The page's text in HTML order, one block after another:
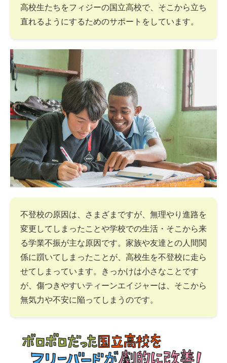
高校生たちをフィジーの国立高校で、そこから立ち
直れるようにするためのサポートをしています。
不登校の原因は、さまざまですが、無理やり進路を
変更してしまったことや学校での生活・そこから来
る学業不振が主な原因です。家族や友達との人間関
係に躓いてしまったことが、高校生を不登校に走ら
せてしまっています。きっかけは小さなことです
が、傷つきやすいティーンエイジャーは、そこから
無気力や不安に陥ってしまうのです。